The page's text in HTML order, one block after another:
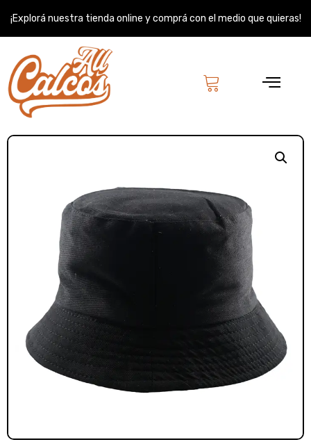
¡Explorá nuestra tienda online y comprá con el medio que quieras!